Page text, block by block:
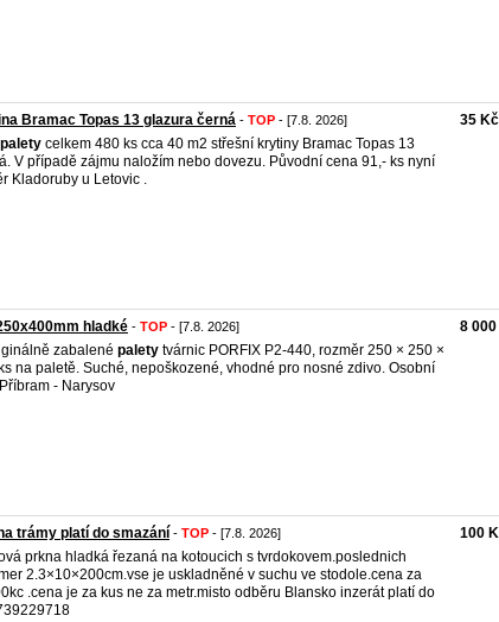
Bramac Topas 13 glazura černá - TOP - [7.8. 2026]
palety celkem 480 ks cca 40 m2 střešní krytiny Bramac Topas 13
V případě zájmu naložím nebo dovezu. Původní cena 91,- ks nyní
Kladoruby u Letovic .
35 Kč
hladké - TOP - [7.8. 2026]
zabalené palety tvárnic PORFIX P2-440, rozměr 250 × 250 ×
na paletě. Suché, nepoškozené, vhodné pro nosné zdivo. Osobní
- Narysov
8
trámy platí do smazání - TOP - [7.8. 2026]
prkna hladká řezaná na kotoucich s tvrdokovem.poslednich
2.3×10×200cm.vse je uskladněné v suchu ve stodole.cena za
.cena je za kus ne za metr.misto odběru Blansko inzerát platí do
100